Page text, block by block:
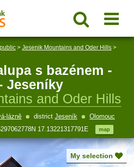
> Jesenik Mountains and Oder Hills >
s bazénem -
Jeseníky
and Oder Hills
lázně district Jeseník
Olomouc
17.13221317791E map
My selection